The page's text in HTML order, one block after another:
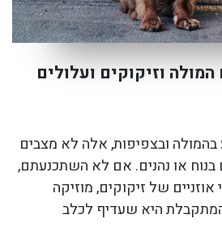
וזיקוקים ועלולים
בהמולה ובצפיפות, אלה לא מצבים
או נהנים. אם לא השתכנעתם,
של זיקוקים, מוזיקה
היא שעדיף לכלב